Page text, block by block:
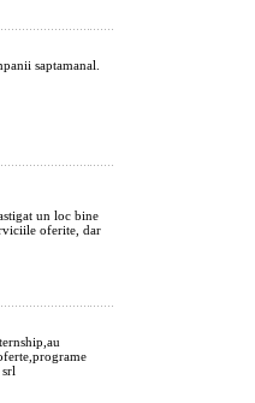
saptamanal.
un loc bine
oferite, dar